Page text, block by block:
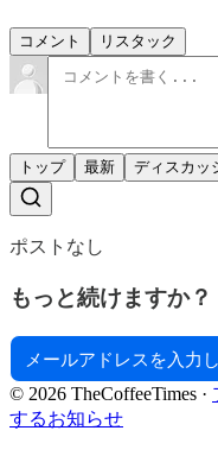
コメント リスタック
トップ 最新 ディスカッ
ポストなし
もっと続けますか？
© 2026 TheCoffeeTimes ·
するお知らせ